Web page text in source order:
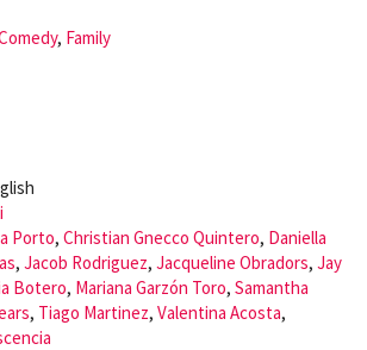
, Family
Porto, Christian Gnecco Quintero, Daniella
, Jacob Rodriguez, Jacqueline Obradors, Jay
Botero, Mariana Garzón Toro, Samantha
, Tiago Martinez, Valentina Acosta,